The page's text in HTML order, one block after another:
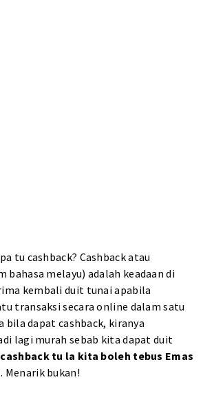
tu cashback? Cashback atau
bahasa melayu) adalah keadaan di
kembali duit tunai apabila
transaksi secara online dalam satu
bila dapat cashback, kiranya
lagi murah sebab kita dapat duit
tu la kita boleh tebus Emas
. Menarik bukan!